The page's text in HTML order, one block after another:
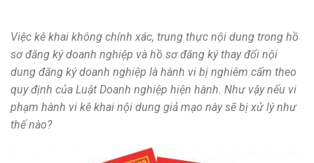
Việc kê khai không chính xác, trung thực nội dung trong hồ
sơ đăng ký doanh nghiệp và hồ sơ đăng ký thay đổi nội
dung đăng ký doanh nghiệp là hành vi bị nghiêm cấm theo
quy định của Luật Doanh nghiệp hiện hành. Như vậy nếu vi
phạm hành vi kê khai nội dung giả mạo này sẽ bị xử lý như
thế nào?